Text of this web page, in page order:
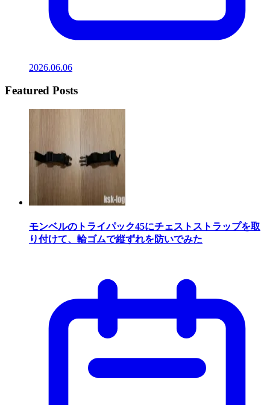
2026.06.06
Featured Posts
モンベルのトライパック45にチェストストラップを取
り付けて、輪ゴムで縦ずれを防いでみた